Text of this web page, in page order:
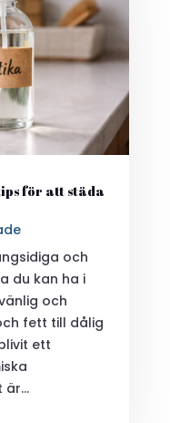
för att städa
och
du kan ha i
och
fett till dålig
ett